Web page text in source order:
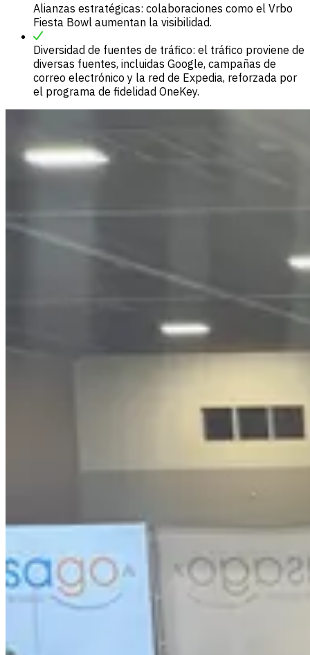
Alianzas estratégicas: colaboraciones como el Vrbo
Fiesta Bowl aumentan la visibilidad.
Diversidad de fuentes de tráfico: el tráfico proviene de
diversas fuentes, incluidas Google, campañas de
correo electrónico y la red de Expedia, reforzada por
el programa de fidelidad OneKey.